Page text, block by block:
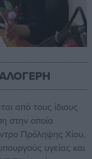
από τους ίδιους
στην οποία
Πρόληψης Χίου,
υγείας και